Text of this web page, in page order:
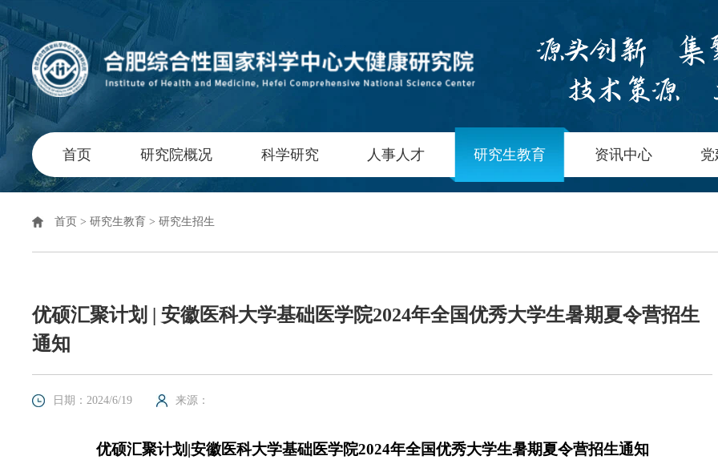
首页 研究院概况 科学研究 人事人才 研究生教育 资讯中心
首页 >研究生教育 >研究生招生
优硕汇聚计划 | 安徽医科大学基础医学院2024年全国优秀大学生暑期夏令营招生
通知
日期：2024/6/19 来源：
优硕汇聚计划|安徽医科大学基础医学院2024年全国优秀大学生暑期夏令营招生通知